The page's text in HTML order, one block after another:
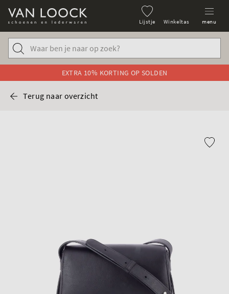
Lijstje Winkeltas menu
EXTRA 10% KORTING OP SOLDEN
Terug naar overzicht